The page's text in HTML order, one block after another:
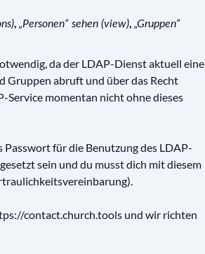
, „Personen“ sehen (view), „Gruppen“
da der LDAP-Dienst aktuell eine
Gruppen abruft und über das Recht
Service momentan nicht ohne dieses
für die Benutzung des LDAP-
sein und du musst dich mit diesem
contact.church.tools und wir richten